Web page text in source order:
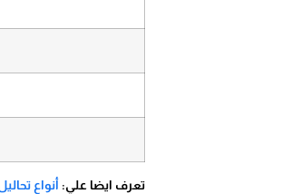
تعرف ايضا علي: أنواع